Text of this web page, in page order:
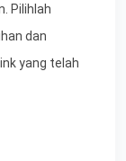
Pilihlah
dan
yang telah